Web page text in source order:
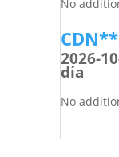
No
2026-
día
No